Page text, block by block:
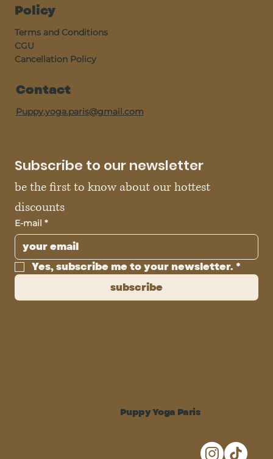
Policy
Terms and Conditions
CGU
Cancellation Policy
Contact
Puppy.yoga.paris@gmail.com
Subscribe to our newsletter
be the first to know about our hottest
discounts
E-mail *
Yes, subscribe me to your newsletter. *
subscribe
Puppy Yoga Paris